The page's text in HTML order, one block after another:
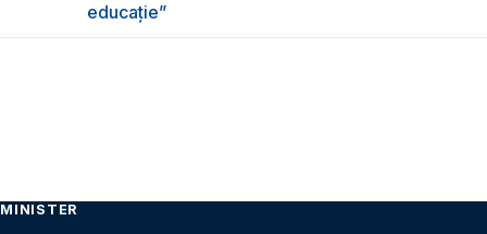
educație”
MINISTER